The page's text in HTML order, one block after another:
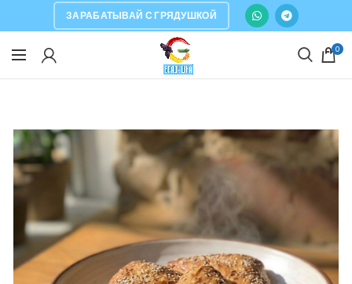
ЗАРАБАТЫВАЙ С ГРЯДУШКОЙ
0